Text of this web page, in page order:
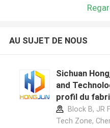
AU SUJET DE NOUS
Sichuan
and
profil du
Block B, JR
Tech Zone,